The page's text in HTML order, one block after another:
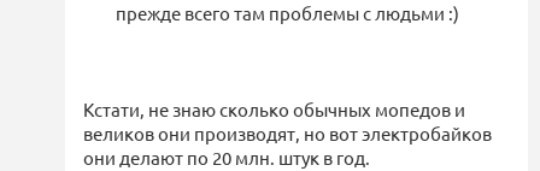
прежде всего там проблемы с людьми :)
Кстати, не знаю сколько обычных мопедов и
великов они производят, но вот электробайков
они делают по 20 млн. штук в год.